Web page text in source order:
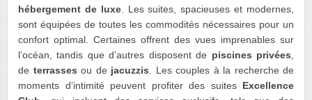
hébergement de luxe. Les suites, spacieuses et modernes,
sont équipées de toutes les commodités nécessaires pour un
confort optimal. Certaines offrent des vues imprenables sur
l’océan, tandis que d’autres disposent de piscines privées
de terrasses ou de jacuzzis . Les couples à la recherche de
moments d’intimité peuvent profiter des suites
Excellence